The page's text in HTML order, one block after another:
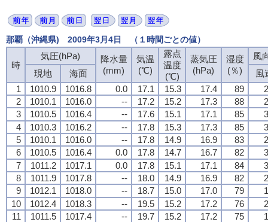
那覇（沖縄県) 2009年3月4日 （１時間ごとの値）
時
気圧(hPa)
降水量
(mm)
気温
(℃)
露点
温度
(℃)
蒸気圧
(hPa)
湿度
(％)
風
現地
海面
風
1
1010.9 1016.8 0.0 17.1 15.3 17.4 89
2
1010.1 1016.0 -- 17.2 15.2 17.3 88
3
1010.5 1016.4 -- 17.6 15.1 17.1 85
4
1010.3 1016.2 -- 17.8 15.3 17.3 85
5
1010.1 1016.0 -- 17.8 14.9 16.9 83
6
1010.5 1016.4 0.0 17.8 14.7 16.7 82
7
1011.2 1017.1 0.0 17.8 15.1 17.1 84
8
1011.9 1017.8 -- 18.0 14.9 16.9 82
9
1012.1 1018.0 -- 18.7 15.0 17.0 79
10
1012.4 1018.3 -- 19.5 15.2 17.2 76
11
1011.5 1017.4 -- 19.7 15.2 17.2 75
時
気圧(hPa)
降水量
(mm)
気温
(℃)
露点
温度
(℃)
蒸気圧
(hPa)
湿度
(％)
風
現地
海面
風
1
1010.9 1016.8 0.0 17.1 15.3 17.4 89
2
1010.1 1016.0 -- 17.2 15.2 17.3 88
3
1010.5 1016.4 -- 17.6 15.1 17.1 85
4
1010.3 1016.2 -- 17.8 15.3 17.3 85
5
1010.1 1016.0 -- 17.8 14.9 16.9 83
6
1010.5 1016.4 0.0 17.8 14.7 16.7 82
7
1011.2 1017.1 0.0 17.8 15.1 17.1 84
8
1011.9 1017.8 -- 18.0 14.9 16.9 82
9
1012.1 1018.0 -- 18.7 15.0 17.0 79
10
1012.4 1018.3 -- 19.5 15.2 17.2 76
11
1011.5 1017.4 -- 19.7 15.2 17.2 75
時
気圧(hPa)
降水量
(mm)
気温
(℃)
露点
温度
(℃)
蒸気圧
(hPa)
湿度
(％)
風
現地
海面
風
1
1010.9 1016.8 0.0 17.1 15.3 17.4 89
2
1010.1 1016.0 -- 17.2 15.2 17.3 88
3
1010.5 1016.4 -- 17.6 15.1 17.1 85
4
1010.3 1016.2 -- 17.8 15.3 17.3 85
5
1010.1 1016.0 -- 17.8 14.9 16.9 83
6
1010.5 1016.4 0.0 17.8 14.7 16.7 82
7
1011.2 1017.1 0.0 17.8 15.1 17.1 84
8
1011.9 1017.8 -- 18.0 14.9 16.9 82
9
1012.1 1018.0 -- 18.7 15.0 17.0 79
10
1012.4 1018.3 -- 19.5 15.2 17.2 76
11
1011.5 1017.4 -- 19.7 15.2 17.2 75
時
気圧(hPa)
降水量
(mm)
気温
(℃)
露点
温度
(℃)
蒸気圧
(hPa)
湿度
(％)
風
現地
海面
風
1
1010.9 1016.8 0.0 17.1 15.3 17.4 89
2
1010.1 1016.0 -- 17.2 15.2 17.3 88
3
1010.5 1016.4 -- 17.6 15.1 17.1 85
4
1010.3 1016.2 -- 17.8 15.3 17.3 85
5
1010.1 1016.0 -- 17.8 14.9 16.9 83
6
1010.5 1016.4 0.0 17.8 14.7 16.7 82
7
1011.2 1017.1 0.0 17.8 15.1 17.1 84
8
1011.9 1017.8 -- 18.0 14.9 16.9 82
9
1012.1 1018.0 -- 18.7 15.0 17.0 79
10
1012.4 1018.3 -- 19.5 15.2 17.2 76
11
1011.5 1017.4 -- 19.7 15.2 17.2 75